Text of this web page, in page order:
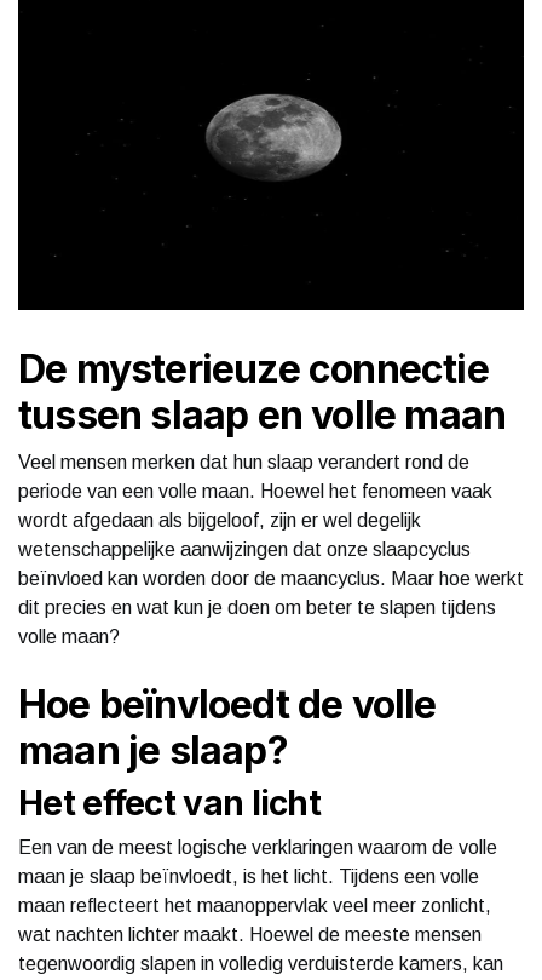
De mysterieuze connectie
tussen slaap en volle maan
Veel mensen merken dat hun slaap verandert rond de
periode van een volle maan. Hoewel het fenomeen vaak
wordt afgedaan als bijgeloof, zijn er wel degelijk
wetenschappelijke aanwijzingen dat onze slaapcyclus
beïnvloed kan worden door de maancyclus. Maar hoe werkt
dit precies en wat kun je doen om beter te slapen tijdens
volle maan?
Hoe beïnvloedt de volle
maan je slaap?
Het effect van licht
Een van de meest logische verklaringen waarom de volle
maan je slaap beïnvloedt, is het licht. Tijdens een volle
maan reflecteert het maanoppervlak veel meer zonlicht,
wat nachten lichter maakt. Hoewel de meeste mensen
tegenwoordig slapen in volledig verduisterde kamers, kan